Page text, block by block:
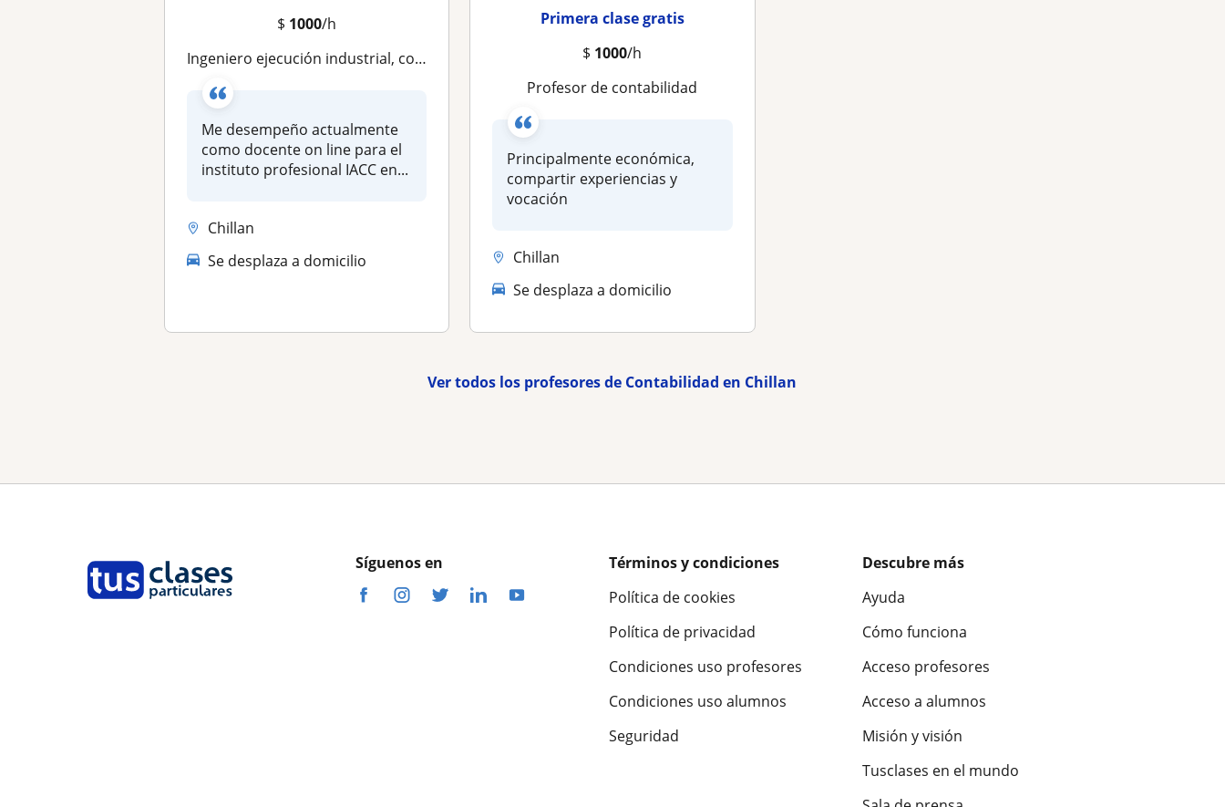
$ 1000/h
Ingeniero ejecución industrial, contador general, programador de computadores
Me desempeño actualmente
como docente on line para el
instituto profesional IACC en...
Chillan
Se desplaza a domicilio
Primera clase gratis
$ 1000/h
Profesor de contabilidad
Principalmente económica,
compartir experiencias y
vocación
Chillan
Se desplaza a domicilio
Ver todos los profesores de Contabilidad en Chillan
Síguenos en
Términos y condiciones
Política de cookies
Política de privacidad
Condiciones uso profesores
Condiciones uso alumnos
Seguridad
Descubre más
Ayuda
Cómo funciona
Acceso profesores
Acceso a alumnos
Misión y visión
Tusclases en el mundo